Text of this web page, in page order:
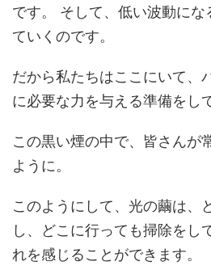
です。 そして、低い波動に
ていくのです。
だから私たちはここにいて、
に必要な力を与える準備をし
この黒い煙の中で、皆さんが
ように。
このようにして、光の繭は、
し、どこに行っても掃除をし
れを感じることができます。